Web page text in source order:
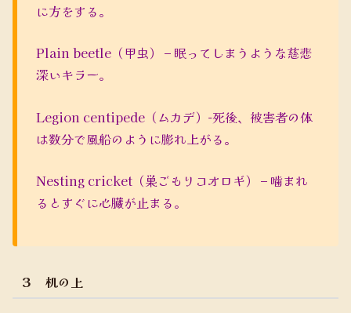
に方をする。
Plain beetle（甲虫） – 眠ってしまうような慈悲
深いキラー。
Legion centipede（ムカデ）-死後、被害者の体
は数分で風船のように膨れ上がる。
Nesting cricket（巣ごもりコオロギ） – 噛まれ
るとすぐに心臓が止まる。
３ 机の上